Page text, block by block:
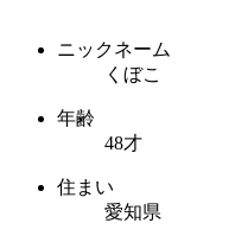
ニックネーム
くぼこ
年齢
48才
住まい
愛知県